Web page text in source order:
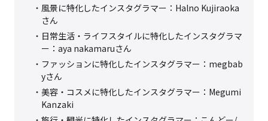
風景に特化したインスタグラマー：Halno Kujiraoka
さん
日常生活・ライフスタイルに特化したインスタグラマ
ー：aya nakamaruさん
ファッションに特化したインスタグラマー：megbab
yさん
美容・コスメに特化したインスタグラマー：Megumi
Kanzaki